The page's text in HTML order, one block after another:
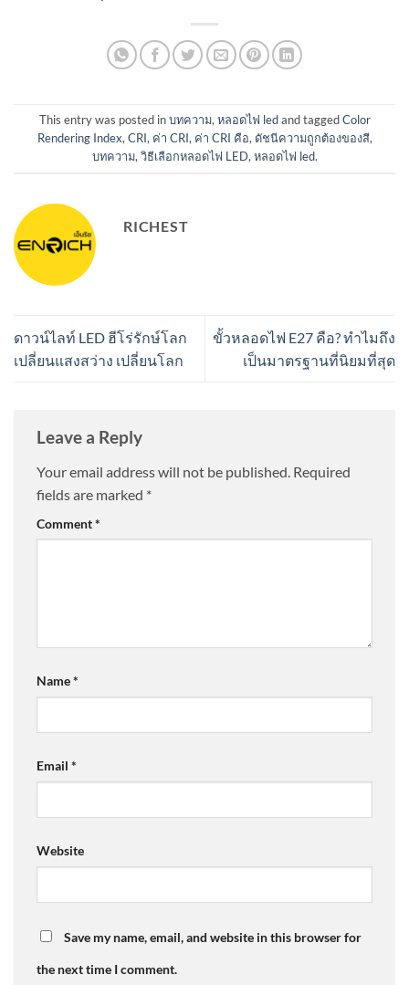
This entry was posted inบทความ, หลอดไฟ ledand taggedColor
Rendering Index, CRI, ค่า CRI, ค่า CRI คือ, ดัชนีความถูกต้องของสี,
บทความ, วิธีเลือกหลอดไฟ LED, หลอดไฟ led.
RICHEST
ดาวน์ไลท์ LED ฮีโร่รักษ์โลก
เปลี่ยนแสงสว่าง เปลี่ยนโลก
ขั้วหลอดไฟ E27 คือ? ทำไมถึง
เป็นมาตรฐานที่นิยมที่สุด
Leave a Reply
Your email address will not be published. Required
fields are marked *
Comment*
Name*
Email *
Website
Save my name, email, and website in this browser for
the next time I comment.